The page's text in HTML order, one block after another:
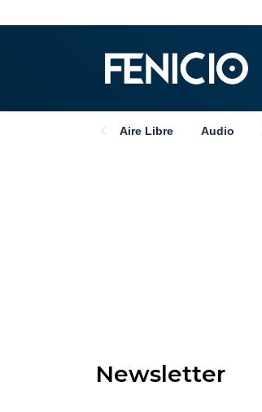
Aire Libre Audio
Newsletter